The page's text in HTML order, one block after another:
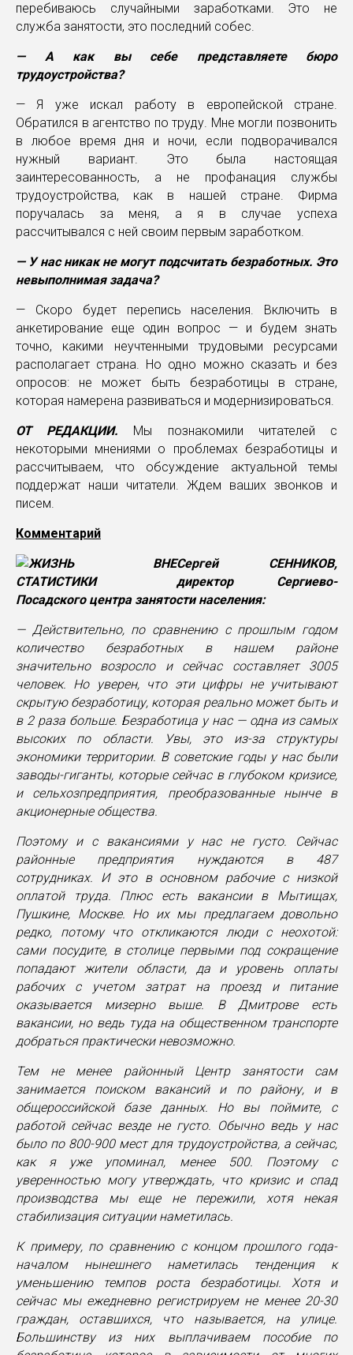
перебиваюсь случайными заработками. Это не
служба занятости, это последний собес.
— А как вы себе представляете бюро
трудоустройства?
— Я уже искал работу в европейской стране.
Обратился в агентство по труду. Мне могли позвонить
в любое время дня и ночи, если подворачивался
нужный вариант. Это была настоящая
заинтересованность, а не профанация службы
трудоустройства, как в нашей стране. Фирма
поручалась за меня, а я в случае успеха
рассчитывался с ней своим первым заработком.
— У нас никак не могут подсчитать безработных. Это
невыполнимая задача?
— Скоро будет перепись населения. Включить в
анкетирование еще один вопрос — и будем знать
точно, какими неучтенными трудовыми ресурсами
располагает страна. Но одно можно сказать и без
опросов: не может быть безработицы в стране,
которая намерена развиваться и модернизироваться.
ОТ РЕДАКЦИИ. Мы познакомили читателей с
некоторыми мнениями о проблемах безработицы и
рассчитываем, что обсуждение актуальной темы
поддержат наши читатели. Ждем ваших звонков и
писем.
Комментарий
Сергей СЕННИКОВ,
директор Сергиево-
Посадского центра занятости населения:
— Действительно, по сравнению с прошлым годом
количество безработных в нашем районе
значительно возросло и сейчас составляет 3005
человек. Но уверен, что эти цифры не учитывают
скрытую безработицу, которая реально может быть и
в 2 раза больше. Безработица у нас — одна из самых
высоких по области. Увы, это из-за структуры
экономики территории. В советские годы у нас были
заводы-гиганты, которые сейчас в глубоком кризисе,
и сельхозпредприятия, преобразованные нынче в
акционерные общества.
Поэтому и с вакансиями у нас не густо. Сейчас
районные предприятия нуждаются в 487
сотрудниках. И это в основном рабочие с низкой
оплатой труда. Плюс есть вакансии в Мытищах,
Пушкине, Москве. Но их мы предлагаем довольно
редко, потому что откликаются люди с неохотой:
сами посудите, в столице первыми под сокращение
попадают жители области, да и уровень оплаты
рабочих с учетом затрат на проезд и питание
оказывается мизерно выше. В Дмитрове есть
вакансии, но ведь туда на общественном транспорте
добраться практически невозможно.
Тем не менее районный Центр занятости сам
занимается поиском вакансий и по району, и в
общероссийской базе данных. Но вы поймите, с
работой сейчас везде не густо. Обычно ведь у нас
было по 800-900 мест для трудоустройства, а сейчас,
как я уже упоминал, менее 500. Поэтому с
уверенностью могу утверждать, что кризис и спад
производства мы еще не пережили, хотя некая
стабилизация ситуации наметилась.
К примеру, по сравнению с концом прошлого года-
началом нынешнего наметилась тенденция к
уменьшению темпов роста безработицы. Хотя и
сейчас мы ежедневно регистрируем не менее 20-30
граждан, оставшихся, что называется, на улице.
Большинству из них выплачиваем пособие по